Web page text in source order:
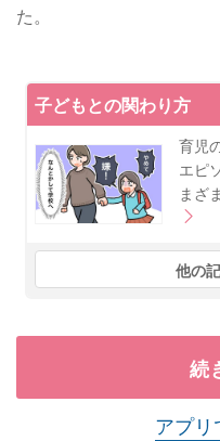
た。
子どもとの関わり方
育児
エピ
まざ
他の
続
アプリ